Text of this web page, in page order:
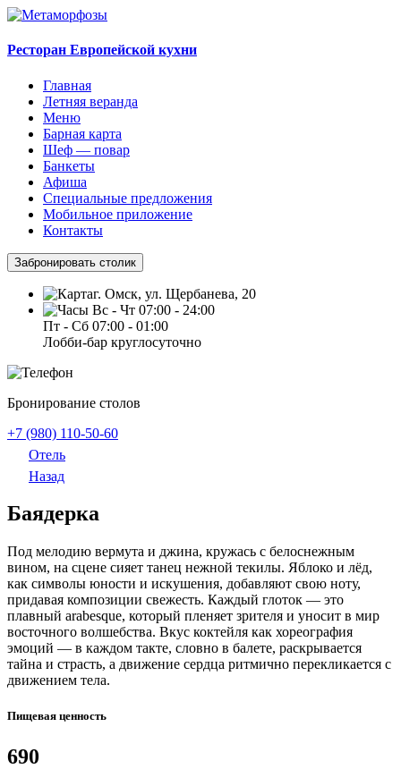
Ресторан Европейской кухни
Главная
Летняя веранда
Меню
Барная карта
Шеф — повар
Банкеты
Афиша
Специальные предложения
Мобильное приложение
Контакты
Забронировать столик
г. Омск, ул. Щербанева, 20
Вс - Чт 07:00 - 24:00
Пт - Сб 07:00 - 01:00
Лобби-бар круглосуточно
Бронирование столов
+7 (980) 110-50-60
Отель
Назад
Баядерка
Под мелодию вермута и джина, кружась с белоснежным
вином, на сцене сияет танец нежной текилы. Яблоко и лёд,
как символы юности и искушения, добавляют свою ноту,
придавая композиции свежесть. Каждый глоток — это
плавный arabesque, который пленяет зрителя и уносит в мир
восточного волшебства. Вкус коктейля как хореография
эмоций — в каждом такте, словно в балете, раскрывается
тайна и страсть, а движение сердца ритмично перекликается с
движением тела.
Пищевая ценность
690